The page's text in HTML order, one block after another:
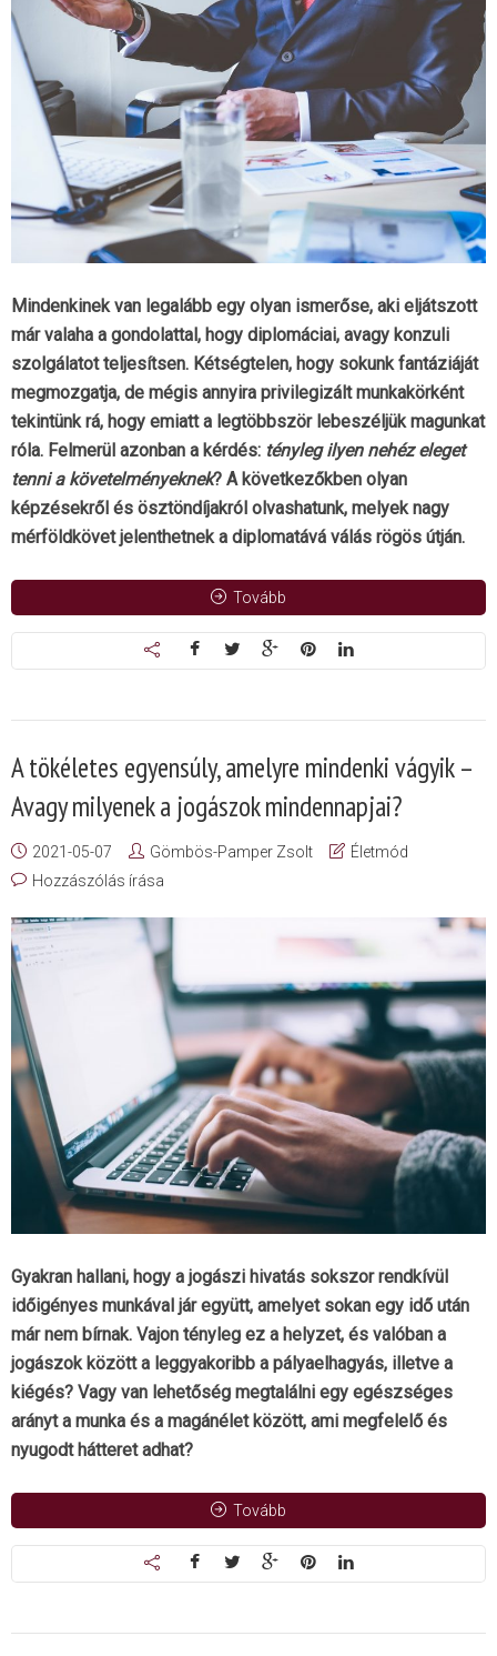
Mindenkinek van legalább egy olyan ismerőse, aki eljátszott
már valaha a gondolattal, hogy diplomáciai, avagy konzuli
szolgálatot teljesítsen. Kétségtelen, hogy sokunk fantáziáját
megmozgatja, de mégis annyira privilegizált munkakörként
tekintünk rá, hogy emiatt a legtöbbször lebeszéljük magunkat
róla. Felmerül azonban a kérdés: tényleg ilyen nehéz eleget
tenni a követelményeknek? A következőkben olyan
képzésekről és ösztöndíjakról olvashatunk, melyek nagy
mérföldkövet jelenthetnek a diplomatává válás rögös útján.
Tovább
A tökéletes egyensúly, amelyre mindenki vágyik –
Avagy milyenek a jogászok mindennapjai?
2021-05-07 Gömbös-Pamper Zsolt
Életmód
Hozzászólás írása
Gyakran hallani, hogy a jogászi hivatás sokszor rendkívül
időigényes munkával jár együtt, amelyet sokan egy idő után
már nem bírnak. Vajon tényleg ez a helyzet, és valóban a
jogászok között a leggyakoribb a pályaelhagyás, illetve a
kiégés? Vagy van lehetőség megtalálni egy egészséges
arányt a munka és a magánélet között, ami megfelelő és
nyugodt hátteret adhat?
Tovább